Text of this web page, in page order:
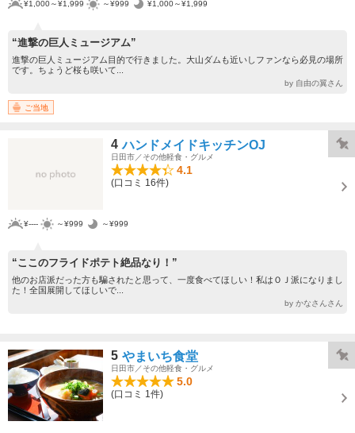
¥1,000～¥1,999 ～¥999 ¥1,000～¥1,999
“進撃の巨人ミュージアム”
進撃の巨人ミュージアム目的で行きました。大山ダムも近いしファンなら必見の場所
です。ちょうど桜も咲いて...
by 自由の翼さん
ご当地
4 ハンドメイドキッチンOJ
日田市／その他軽食・グルメ
4.1
(口コミ 16件)
¥---- ～¥999 ～¥999
“ここのフライドポテト絶品なり！”
他のお店派だった方も騙されたと思って、一度食べてほしい！私はＯＪ派になりまし
た！全国展開してほしいで...
by かなさんさん
5 やまいち食堂
日田市／その他軽食・グルメ
5.0
(口コミ 1件)